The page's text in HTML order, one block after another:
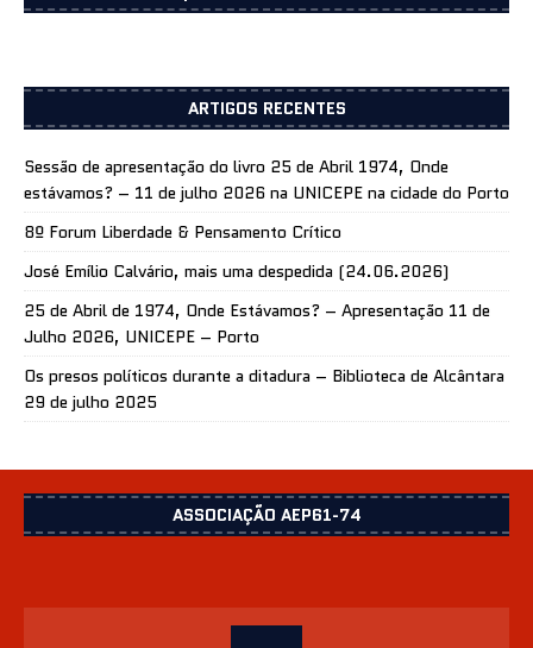
ARTIGOS RECENTES
Sessão de apresentação do livro 25 de Abril 1974, Onde
estávamos? – 11 de julho 2026 na UNICEPE na cidade do Porto
8º Forum Liberdade & Pensamento Crítico
José Emílio Calvário, mais uma despedida (24.06.2026)
25 de Abril de 1974, Onde Estávamos? – Apresentação 11 de
Julho 2026, UNICEPE – Porto
Os presos políticos durante a ditadura – Biblioteca de Alcântara
29 de julho 2025
ASSOCIAÇÃO AEP61-74